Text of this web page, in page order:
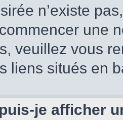
n’existe
une
veuillez vous
liens situés en
je afficher